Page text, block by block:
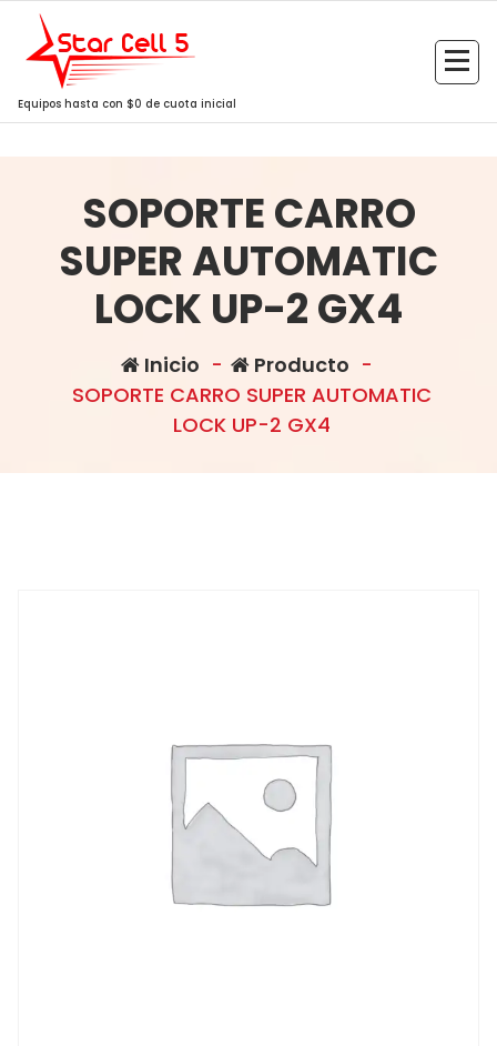
Saltar
contenido
Equipos hasta con $0 de cuota inicial
SOPORTE CARRO
SUPER AUTOMATIC
LOCK UP-2 GX4
Inicio - Producto -
SOPORTE CARRO SUPER AUTOMATIC
LOCK UP-2 GX4